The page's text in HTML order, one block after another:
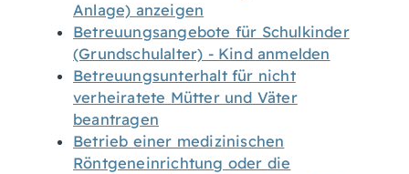
Anlage) anzeigen
Betreuungsangebote für Schulkinder
(Grundschulalter) - Kind anmelden
Betreuungsunterhalt für nicht
verheiratete Mütter und Väter
beantragen
Betrieb einer medizinischen
Röntgeneinrichtung oder die